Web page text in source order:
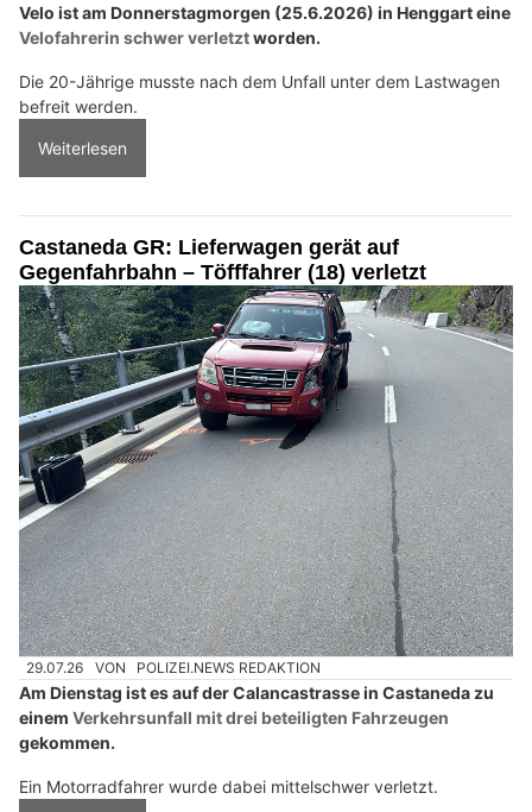
Velo ist am Donnerstagmorgen (25.6.2026) in Henggart eine
Velofahrerin schwer verletztworden.
Die 20-Jährige musste nach dem Unfall unter dem Lastwagen
befreit werden.
Weiterlesen
Castaneda GR: Lieferwagen gerät auf
Gegenfahrbahn – Töfffahrer (18) verletzt
29.07.26 VON POLIZEI.NEWS REDAKTION
Am Dienstag ist es auf der Calancastrasse in Castaneda zu
einem Verkehrsunfall mit drei beteiligten Fahrzeugen
gekommen.
Ein Motorradfahrer wurde dabei mittelschwer verletzt.